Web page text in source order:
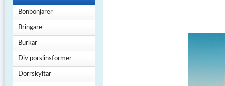
Bonbonjärer
Bringare
Burkar
Div porslinsformer
Dörrskyltar